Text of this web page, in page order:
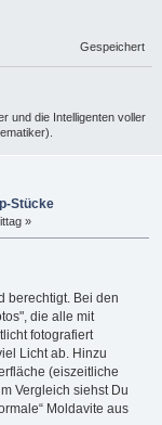
Gespeichert
und die Intelligenten voller
Stücke
»
berechtigt. Bei den
die alle mit
fotografiert
Licht ab. Hinzu
(eiszeitliche
Vergleich siehst Du
Moldavite aus